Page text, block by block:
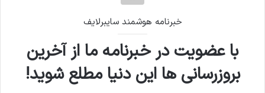
خبرنامه هوشمند سایبرلایف
با عضویت در خبرنامه ما از آخرین
بروزرسانی ها این دنیا مطلع شوید!